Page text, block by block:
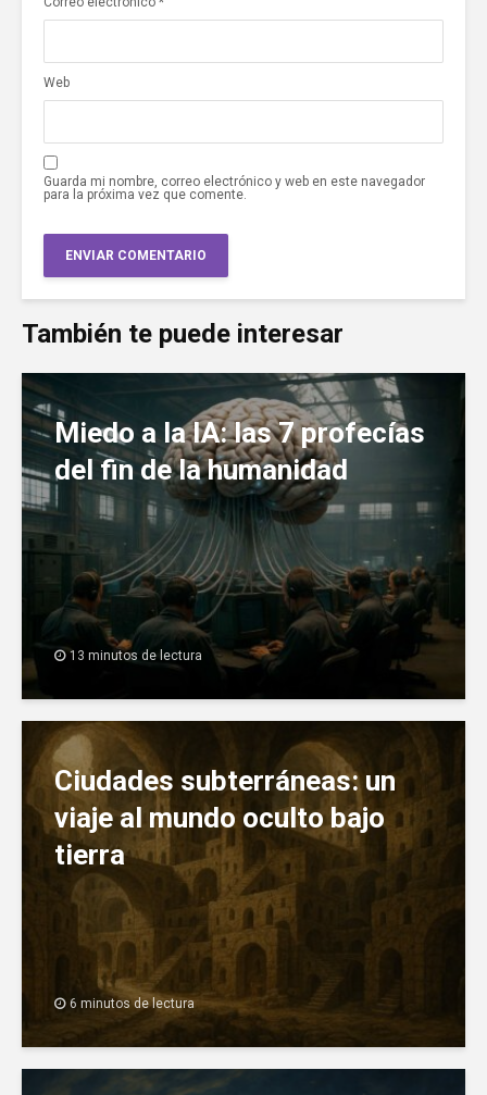
Web
Guarda mi nombre, correo electrónico y web en este navegador
para la próxima vez que comente.
También te puede interesar
Miedo a la IA: las 7 profecías
del fin de la humanidad
13 minutos de lectura
Ciudades subterráneas: un
viaje al mundo oculto bajo
tierra
6 minutos de lectura